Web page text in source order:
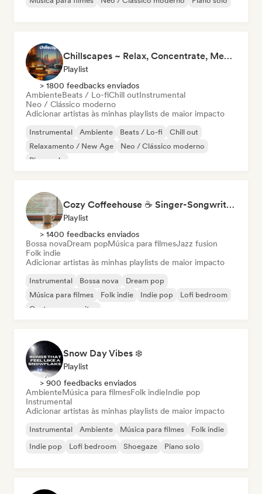
Chillscapes ~ Relax, Concentrate, Meditate, Sleep, Dream
Playlist
> 1800 feedbacks enviados
AmbienteBeats / Lo-fiChill outInstrumental
Neo / Clássico moderno
Adicionar artistas às minhas playlists de maior impacto
Instrumental Ambiente Beats / Lo-fi
Chill out
Relaxamento / New Age
Neo / Clássico moderno
Piano solo
Cozy Coffeehouse ☕ Singer-Songwriter, Indie Folk & Acoustic
Playlist
> 1400 feedbacks enviados
Bossa novaDream popMúsica para filmesJazz fusion
Folk indie
Adicionar artistas às minhas playlists de maior impacto
Instrumental Bossa nova
Dream pop
Música para filmes
Folk indie Indie pop
Lofi bedroom
Cantor-compositor
Snow Day Vibes ❄️
Playlist
> 900 feedbacks enviados
AmbienteMúsica para filmesFolk indieIndie pop
Instrumental
Adicionar artistas às minhas playlists de maior impacto
Instrumental Ambiente Música para filmes
Folk indie
Indie pop
Lofi bedroom Shoegaze Piano solo